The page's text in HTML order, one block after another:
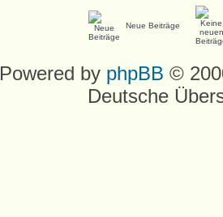
Neue Beiträge
Powered by phpBB ©
Deutsche